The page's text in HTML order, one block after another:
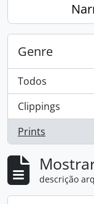
Genre
Todos
Clippings
, 1 resultados
Prints
, 1 resultados
descrição